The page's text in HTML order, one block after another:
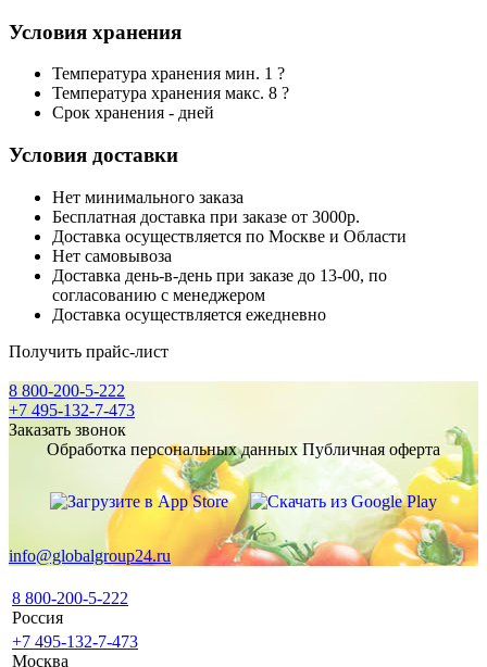
Условия хранения
Температура хранения мин. 1 ?
Температура хранения макс. 8 ?
Срок хранения - дней
Условия доставки
Нет минимального заказа
Бесплатная доставка при заказе от 3000р.
Доставка осуществляется по Москве и Области
Нет самовывоза
Доставка день-в-день при заказе до 13-00, по
согласованию с менеджером
Доставка осуществляется ежедневно
Получить прайс-лист
8 800-200-5-222
+7 495-132-7-473
Заказать звонок
Обработка персональных данных Публичная оферта
info@globalgroup24.ru
8 800-200-5-222
Россия
+7 495-132-7-473
Москва